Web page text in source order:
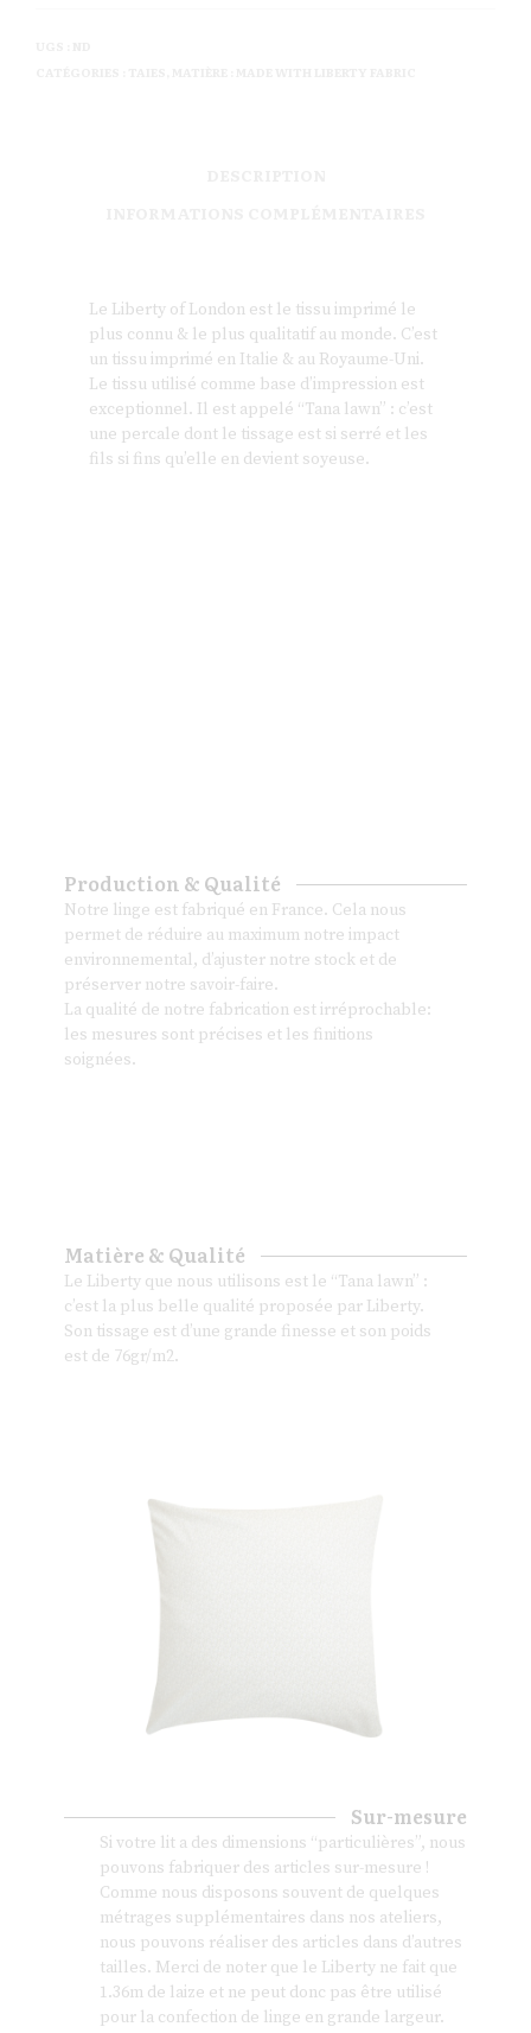
Le Liberty of London est le tissu imprimé le
plus connu & le plus qualitatif au monde. C’est
un tissu imprimé en Italie & au Royaume-Uni.
Le tissu utilisé comme base d’impression est
exceptionnel. Il est appelé “Tana lawn” : c’est
une percale dont le tissage est si serré et les
fils si fins qu’elle en devient soyeuse.
Production & Qualité
Notre linge est fabriqué en France. Cela nous
permet de réduire au maximum notre impact
environnemental, d’ajuster notre stock et de
préserver notre savoir-faire.
La qualité de notre fabrication est irréprochable:
les mesures sont précises et les finitions
soignées.
Matière & Qualité
Le Liberty que nous utilisons est le “Tana lawn” :
c’est la plus belle qualité proposée par Liberty.
Son tissage est d’une grande finesse et son poids
est de 76gr/m2.
Sur-mesure
Si votre lit a des dimensions “particulières”, nous
pouvons fabriquer des articles sur-mesure !
Comme nous disposons souvent de quelques
métrages supplémentaires dans nos ateliers,
nous pouvons réaliser des articles dans d’autres
tailles. Merci de noter que le Liberty ne fait que
1.36m de laize et ne peut donc pas être utilisé
pour la confection de linge en grande largeur.